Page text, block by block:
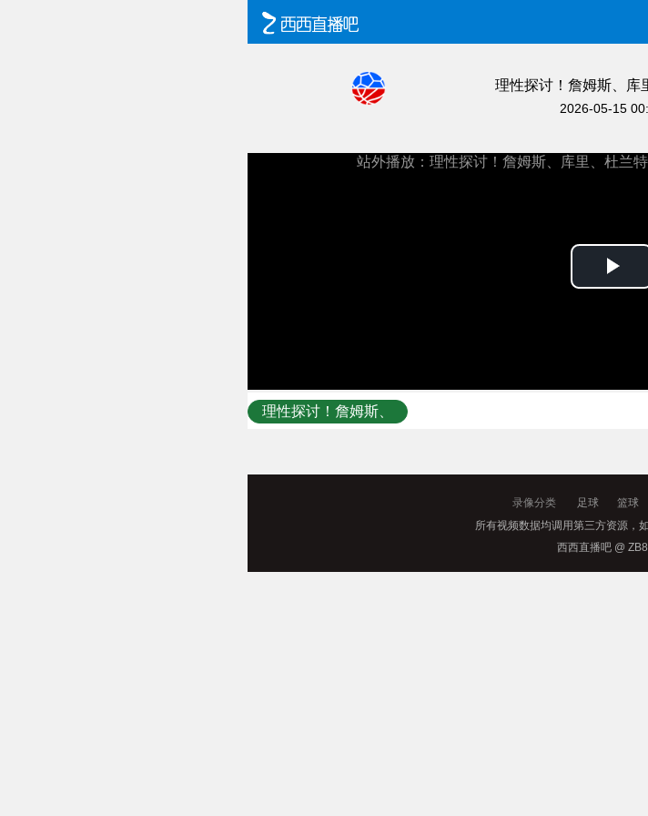
理性探讨！詹姆斯、库
役后，亚历山大能成
2026-05-15
理性探讨！詹姆斯、
门面吗！
录像分类 足球 篮球
所有视频数据均调用第三方资源，
西西直播吧 @